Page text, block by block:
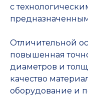
с
Отличительной
повышенная
диаметров и
качество
оборудование и